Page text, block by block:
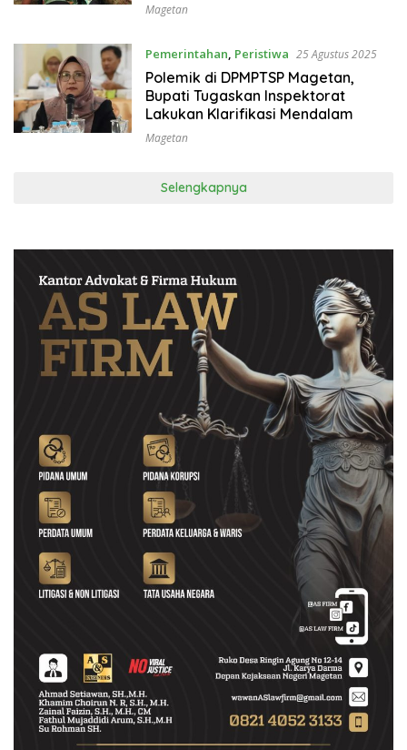
Magetan
Pemerintahan, Peristiwa 25 Agustus 2025
Polemik di DPMPTSP Magetan,
Bupati Tugaskan Inspektorat
Lakukan Klarifikasi Mendalam
Magetan
Selengkapnya